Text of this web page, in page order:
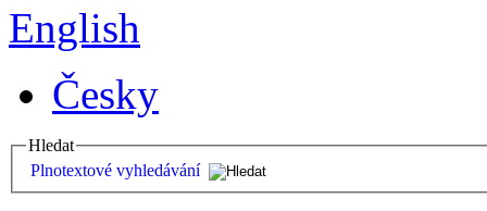
English
Česky
Hledat
Plnotextové vyhledávání